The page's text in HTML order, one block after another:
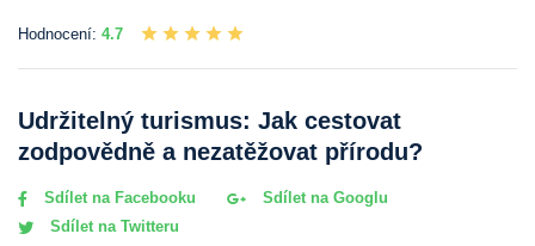
Hodnocení: 4.7
Udržitelný turismus: Jak cestovat
zodpovědně a nezatěžovat přírodu?
Sdílet na Facebooku
Sdílet na Googlu
Sdílet na Twitteru